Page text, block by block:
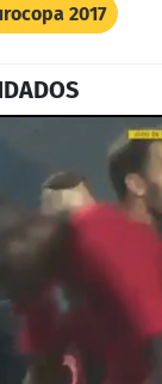
2017